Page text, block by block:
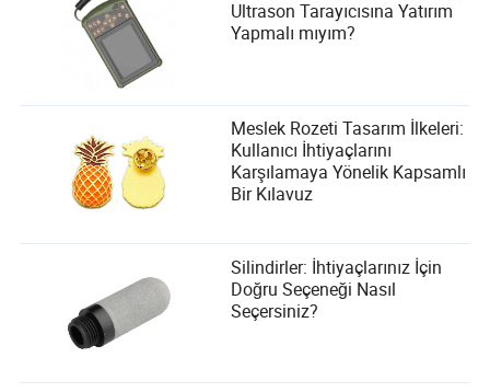
Ultrason Tarayıcısına Yatırım
Yapmalı mıyım?
Meslek Rozeti Tasarım İlkeleri:
Kullanıcı İhtiyaçlarını
Karşılamaya Yönelik Kapsamlı
Bir Kılavuz
Silindirler: İhtiyaçlarınız İçin
Doğru Seçeneği Nasıl
Seçersiniz?